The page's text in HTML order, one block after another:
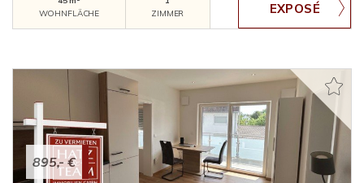
WOHNFLÄCHE
ZIMMER
895,- €